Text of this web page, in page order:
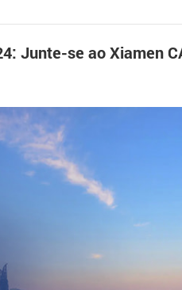
Junte-se ao Xiamen